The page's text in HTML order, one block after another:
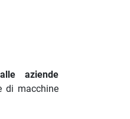
aziende
di macchine